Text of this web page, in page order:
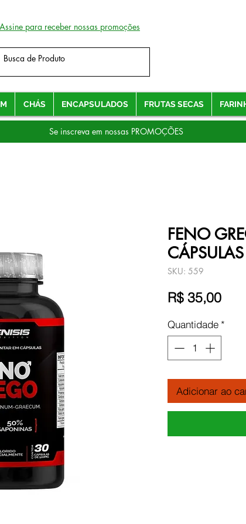
Assine para receber nossas promoções
CHÁS ENCAPSULADOS FRUTAS SECAS
Se inscreva em nossas PROMOÇÕES
FENO
CÁPSULAS
SKU: 559
R$ 35,00
Quantidade *
Adicionar ao